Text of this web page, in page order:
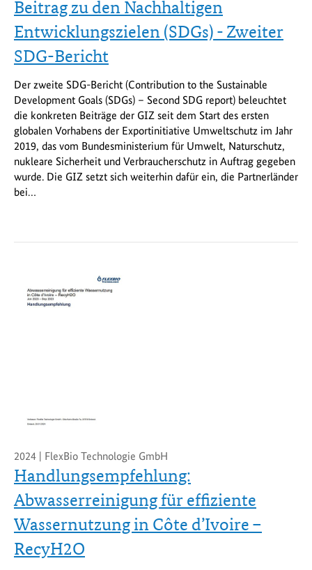
Beitrag zu den Nachhaltigen
Entwicklungszielen (SDGs) - Zweiter
SDG-Bericht
Der zweite SDG-Bericht (Contribution to the Sustainable
Development Goals (SDGs) – Second SDG report) beleuchtet
die konkreten Beiträge der GIZ seit dem Start des ersten
globalen Vorhabens der Exportinitiative Umweltschutz im Jahr
2019, das vom Bundesministerium für Umwelt, Naturschutz,
nukleare Sicherheit und Verbraucherschutz in Auftrag gegeben
wurde. Die GIZ setzt sich weiterhin dafür ein, die Partnerländer
bei…
2024 | FlexBio Technologie GmbH
Handlungsempfehlung:
Abwasserreinigung für effiziente
Wassernutzung in Côte d’Ivoire –
RecyH2O